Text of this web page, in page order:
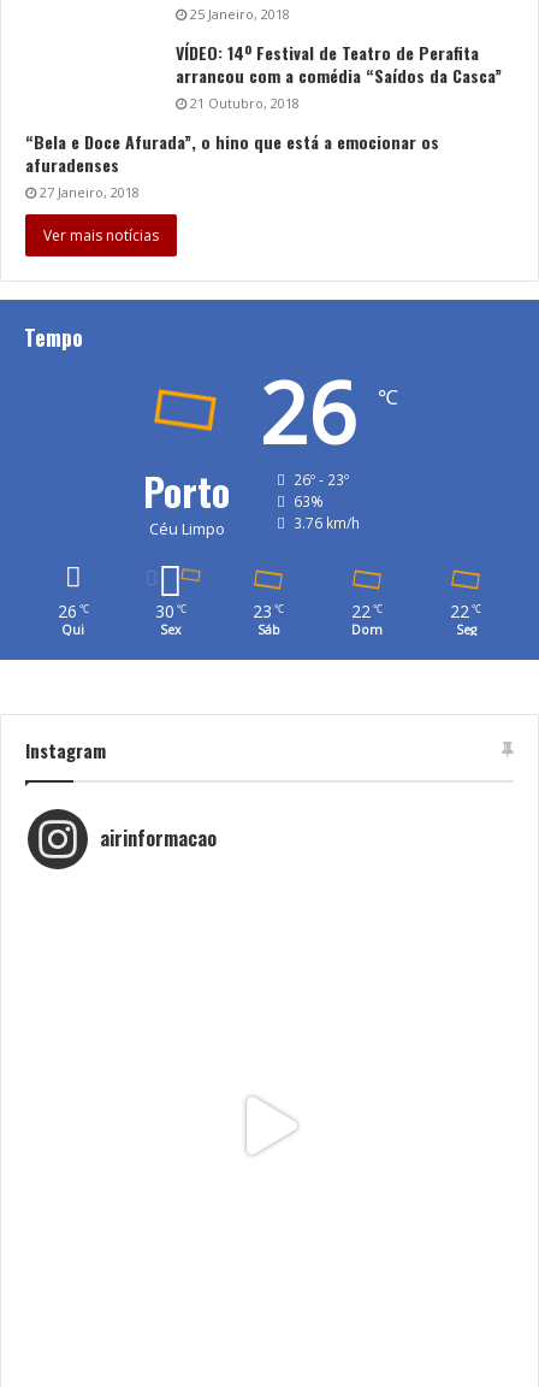
25 Janeiro, 2018
VÍDEO: 14º Festival de Teatro de Perafita
arrancou com a comédia “Saídos da Casca”
21 Outubro, 2018
“Bela e Doce Afurada”, o hino que está a emocionar os
afuradenses
27 Janeiro, 2018
Ver mais notícias
Tempo
Porto
Céu Limpo
26 ℃
26º - 23º
63%
3.76 km/h
26 ℃
Qui
30 ℃
Sex
23 ℃
Sáb
22℃
Dom
22℃
Seg
Instagram
airinformacao